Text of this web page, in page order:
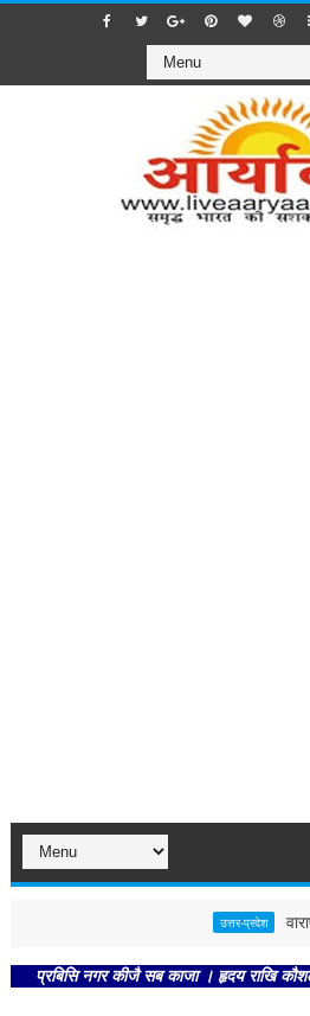
उत्तर-प्रदेश वाराणसी
नगर कीजै सब काजा । हृदय राखि कौशलपुर